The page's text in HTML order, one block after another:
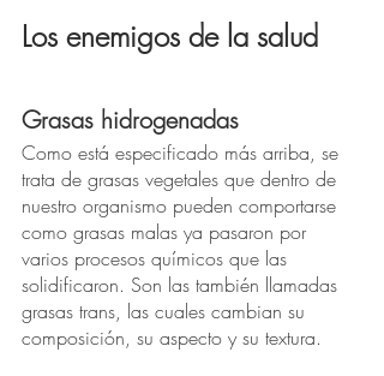
Los enemigos de la salud
Grasas hidrogenadas
Como está especificado más arriba, se
trata de grasas vegetales que dentro de
nuestro organismo pueden comportarse
como grasas malas ya pasaron por
varios procesos químicos que las
solidificaron. Son las también llamadas
grasas trans, las cuales cambian su
composición, su aspecto y su textura.